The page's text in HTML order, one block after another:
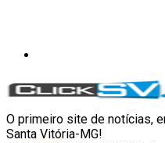
O primeiro site de notícias,
Santa Vitória-MG!